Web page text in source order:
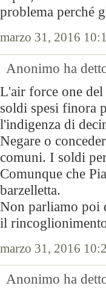
problema perché
marzo 31, 2016
Anonimo ha
L'air force one
soldi spesi finora
l'indigenza di
Negare o
comuni. I soldi
Comunque che
barzelletta.
Non parliamo poi
il
marzo 31, 2016
Anonimo ha